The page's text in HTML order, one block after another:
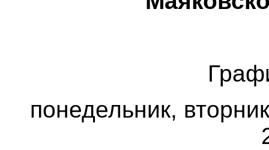
понедельник,